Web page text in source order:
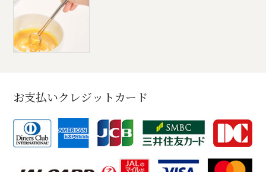
お支払いクレジットカード